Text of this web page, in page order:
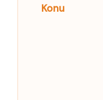
Konu